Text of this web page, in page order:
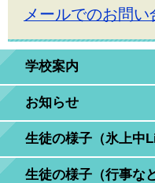
学校案内
お知らせ
生徒の様子（氷上中
生徒の様子（行事など
メールでのお問